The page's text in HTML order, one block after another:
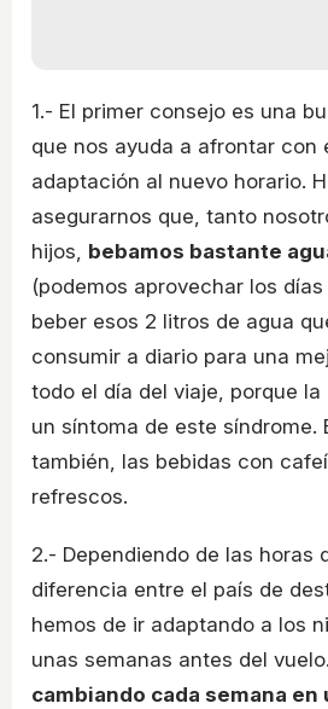
1.- El primer consejo es una
que nos ayuda a afrontar con
adaptación al nuevo horario.
asegurarnos que, tanto
hijos, bebamos bastante
(podemos aprovechar los
beber esos 2 litros de agua
consumir a diario para una
todo el día del viaje, porque
un síntoma de este síndrome.
también, las bebidas con
refrescos.
2.- Dependiendo de las horas
diferencia entre el país de
hemos de ir adaptando a los
unas semanas antes del
cambiando cada semana en